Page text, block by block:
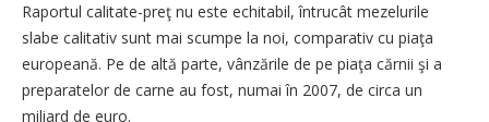
Raportul calitate-preţ nu este echitabil, întrucât mezelurile
slabe calitativ sunt mai scumpe la noi, comparativ cu piaţa
europeană. Pe de altă parte, vânzările de pe piaţa cărnii şi a
preparatelor de carne au fost, numai în 2007, de circa un
miliard de euro.